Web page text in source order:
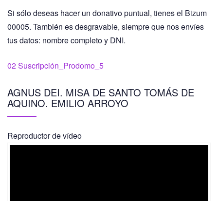
Si sólo deseas hacer un donativo puntual, tienes el Bizum
00005. También es desgravable, siempre que nos envíes
tus datos: nombre completo y DNI.
02 Suscripción_Prodomo_5
AGNUS DEI. MISA DE SANTO TOMÁS DE
AQUINO. EMILIO ARROYO
Reproductor de vídeo